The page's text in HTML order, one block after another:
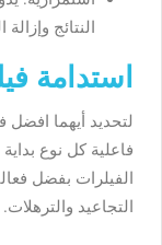
النتائج
استدامة
لتحديد أيهما
فاعلية كل نوع
الفيلرات بفضل
التجاعيد والترهلات.